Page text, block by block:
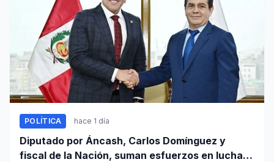
POLÍTICA hace 1 día
Diputado por Áncash, Carlos Domínguez y
fiscal de la Nación, suman esfuerzos en lucha